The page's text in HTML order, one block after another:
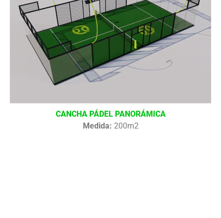
CANCHA PÁDEL PANORÁMICA
Medida: 200m2